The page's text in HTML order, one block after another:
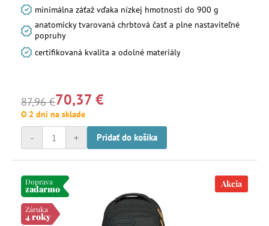
minimálna záťaž vďaka nízkej hmotnosti do 900 g
anatomicky tvarovaná chrbtová časť a plne nastaviteľné
popruhy
certifikovaná kvalita a odolné materiály
87,96 €70,37 €
O 2 dni na sklade
+
- Pridať do košíka
Doprava
zadarmo
Záruka
4 roky
Akcia